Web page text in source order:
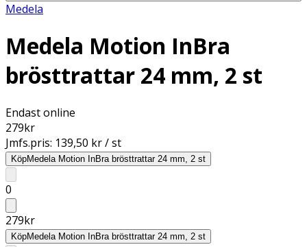
Medela
Medela Motion InBra
brösttrattar 24 mm, 2 st
Endast online
279kr
Jmfs.pris: 139,50 kr / st
KöpMedela Motion InBra brösttrattar 24 mm, 2 st
0
279kr
KöpMedela Motion InBra brösttrattar 24 mm, 2 st